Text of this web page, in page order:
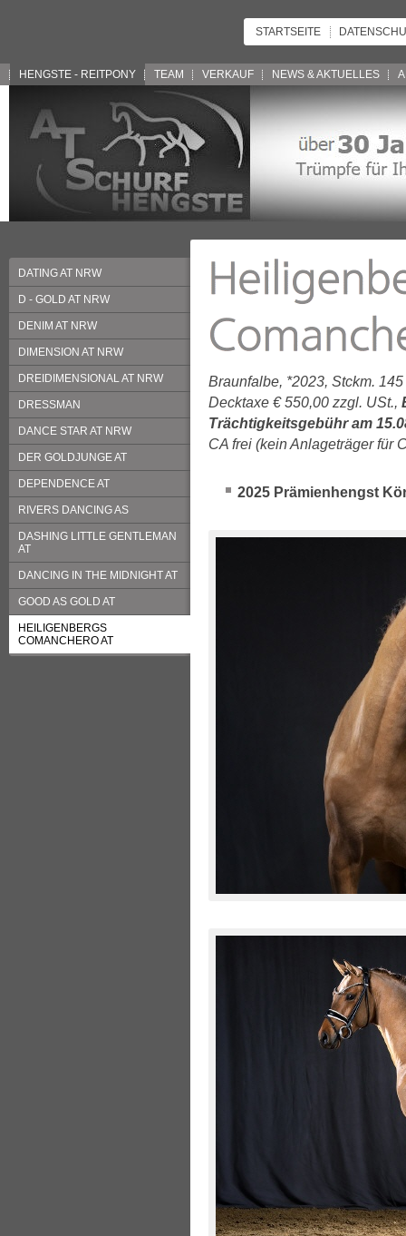
STARTSEITE
HENGSTE - REITPONY TEAM VERKAUF NEWS & AKTUELLES
DATING AT NRW
D - GOLD AT NRW
DENIM AT NRW
DIMENSION AT NRW
DREIDIMENSIONAL AT NRW
DRESSMAN
DANCE STAR AT NRW
DER GOLDJUNGE AT
DEPENDENCE AT
RIVERS DANCING AS
DASHING LITTLE GENTLEMAN
AT
DANCING IN THE MIDNIGHT AT
GOOD AS GOLD AT
HEILIGENBERGS
COMANCHERO AT
Braunfalbe, *2023, Stckm.
Decktaxe € 550,00 zzgl. USt.,
Trächtigkeitsgebühr am
CA frei (kein Anlageträger für
2025 Prämienhengst